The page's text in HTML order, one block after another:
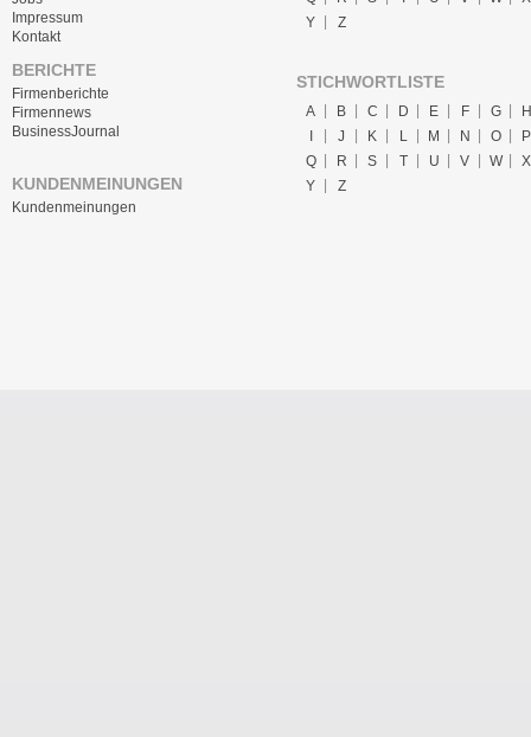
Impressum
Kontakt
BERICHTE
Firmenberichte
Firmennews
BusinessJournal
KUNDENMEINUNGEN
Kundenmeinungen
Y
Z
STICHWORTLISTE
A B C D E F G
H
J K L M N O
P
Q
R S T U V W
X
Y
Z